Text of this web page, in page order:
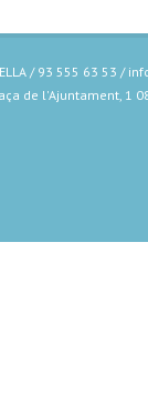
/ 93 555 63 53 /
de l'Ajuntament, 1